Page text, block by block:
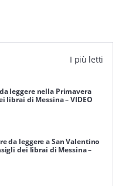
I più letti
leggere nella Primavera
librai di Messina – VIDEO
da leggere a San Valentino
dei librai di Messina –